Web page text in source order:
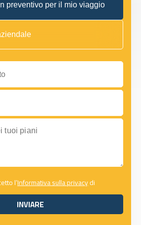
preventivo per il mio viaggio
piani
l’Informativa sulla privacydi
INVIARE
INVIARE